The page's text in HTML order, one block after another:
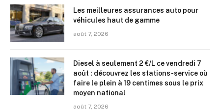
Les meilleures assurances auto pour
véhicules haut de gamme
août 7, 2026
Diesel à seulement 2 €/L ce vendredi 7
août : découvrez les stations-service où
faire le plein à 19 centimes sous le prix
moyen national
août 7, 2026